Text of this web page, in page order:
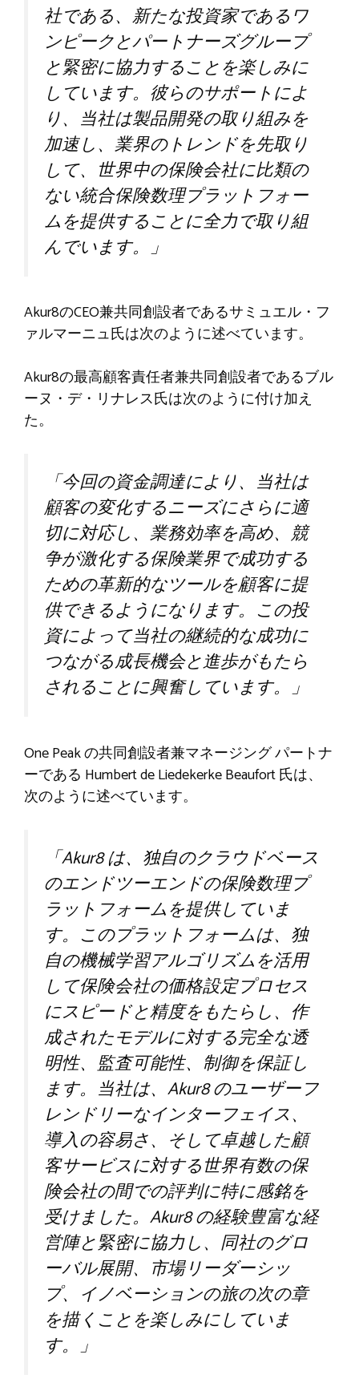
社である、新たな投資家であるワ
ンピークとパートナーズグループ
と緊密に協力することを楽しみに
しています。彼らのサポートによ
り、当社は製品開発の取り組みを
加速し、業界のトレンドを先取り
して、世界中の保険会社に比類の
ない統合保険数理プラットフォー
ムを提供することに全力で取り組
んでいます。」
Akur8のCEO兼共同創設者であるサミュエル・フ
ァルマーニュ氏は次のように述べています。
Akur8の最高顧客責任者兼共同創設者であるブル
ーヌ・デ・リナレス氏は次のように付け加え
た。
「今回の資金調達により、当社は
顧客の変化するニーズにさらに適
切に対応し、業務効率を高め、競
争が激化する保険業界で成功する
ための革新的なツールを顧客に提
供できるようになります。この投
資によって当社の継続的な成功に
つながる成長機会と進歩がもたら
されることに興奮しています。」
One Peak の共同創設者兼マネージング パートナ
ーである Humbert de Liedekerke Beaufort 氏は、
次のように述べています。
「Akur8 は、独自のクラウドベース
のエンドツーエンドの保険数理プ
ラットフォームを提供していま
す。このプラットフォームは、独
自の機械学習アルゴリズムを活用
して保険会社の価格設定プロセス
にスピードと精度をもたらし、作​​
成されたモデルに対する完全な透
明性、監査可能性、制御を保証し
ます。当社は、Akur8 のユーザーフ
レンドリーなインターフェイス、
導入の容易さ、そして卓越した顧
客サービスに対する世界有数の保
険会社の間での評判に特に感銘を
受けました。Akur8 の経験豊富な経
営陣と緊密に協力し、同社のグロ
ーバル展開、市場リーダーシッ
プ、イノベーションの旅の次の章
を描くことを楽しみにしていま
す。」